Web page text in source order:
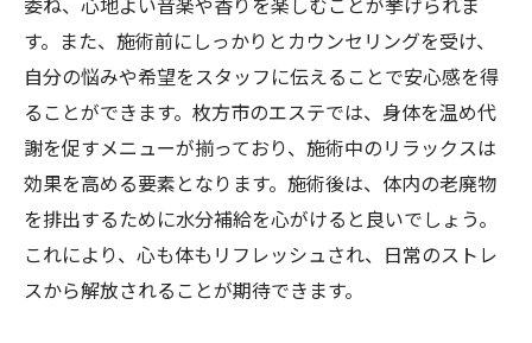
す。また、施術前にしっかりとカウンセリングを受け、
自分の悩みや希望をスタッフに伝えることで安心感を得
ることができます。枚方市のエステでは、身体を温め代
謝を促すメニューが揃っており、施術中のリラックスは
効果を高める要素となります。施術後は、体内の老廃物
を排出するために水分補給を心がけると良いでしょう。
これにより、心も体もリフレッシュされ、日常のストレ
スから解放されることが期待できます。